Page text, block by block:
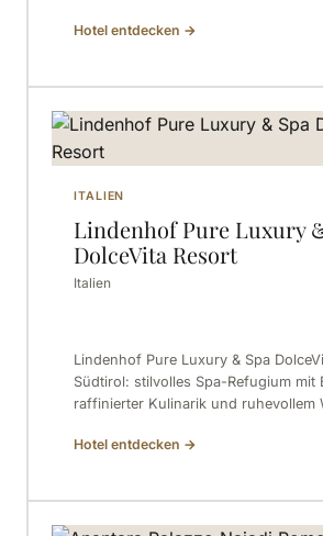
Hotel entdecken →
ITALIEN
Lindenhof Pure Luxury
DolceVita Resort
Italien
Lindenhof Pure Luxury & Spa
Südtirol: stilvolles Spa-Refugium mit
raffinierter Kulinarik und ruhevollem
Hotel entdecken →